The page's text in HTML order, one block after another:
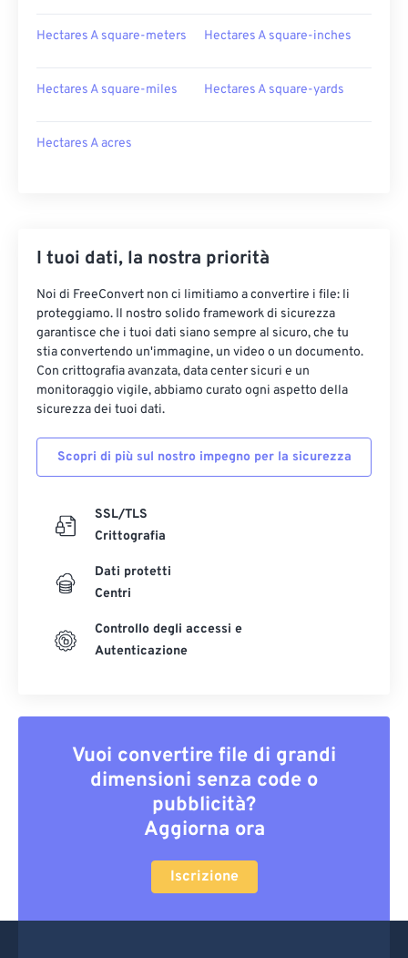
Hectares A square-meters Hectares A square-inches
Hectares A square-miles Hectares A square-yards
Hectares A acres
I tuoi dati, la nostra priorità
Noi di FreeConvert non ci limitiamo a convertire i file: li
proteggiamo. Il nostro solido framework di sicurezza
garantisce che i tuoi dati siano sempre al sicuro, che tu
stia convertendo un'immagine, un video o un documento.
Con crittografia avanzata, data center sicuri e un
monitoraggio vigile, abbiamo curato ogni aspetto della
sicurezza dei tuoi dati.
Scopri di più sul nostro impegno per la sicurezza
SSL/TLS
Crittografia
Dati protetti
Centri
Controllo degli accessi e
Autenticazione
Vuoi convertire file di grandi
dimensioni senza code o
pubblicità?
Aggiorna ora
Iscrizione